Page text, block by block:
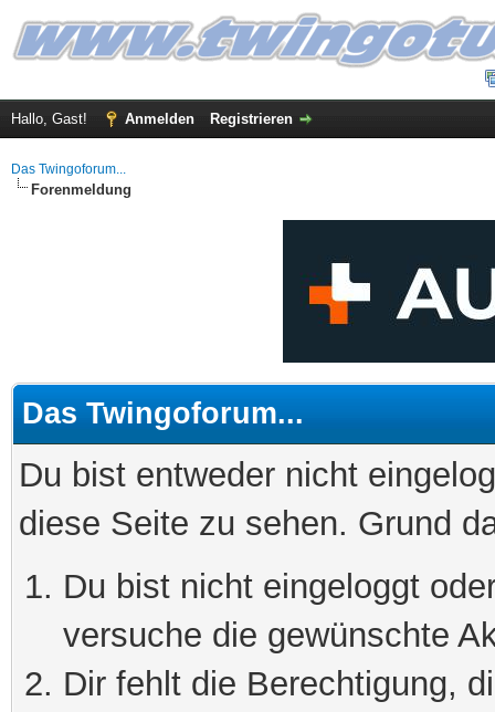
Hallo, Gast! Anmelden Registrieren
Das Twingoforum...
Forenmeldung
Das Twingoforum...
Du bist entweder nicht
diese Seite zu sehen. Grund
Du bist nicht eingeloggt
versuche die gewünschte
Dir fehlt die Berechtigung,